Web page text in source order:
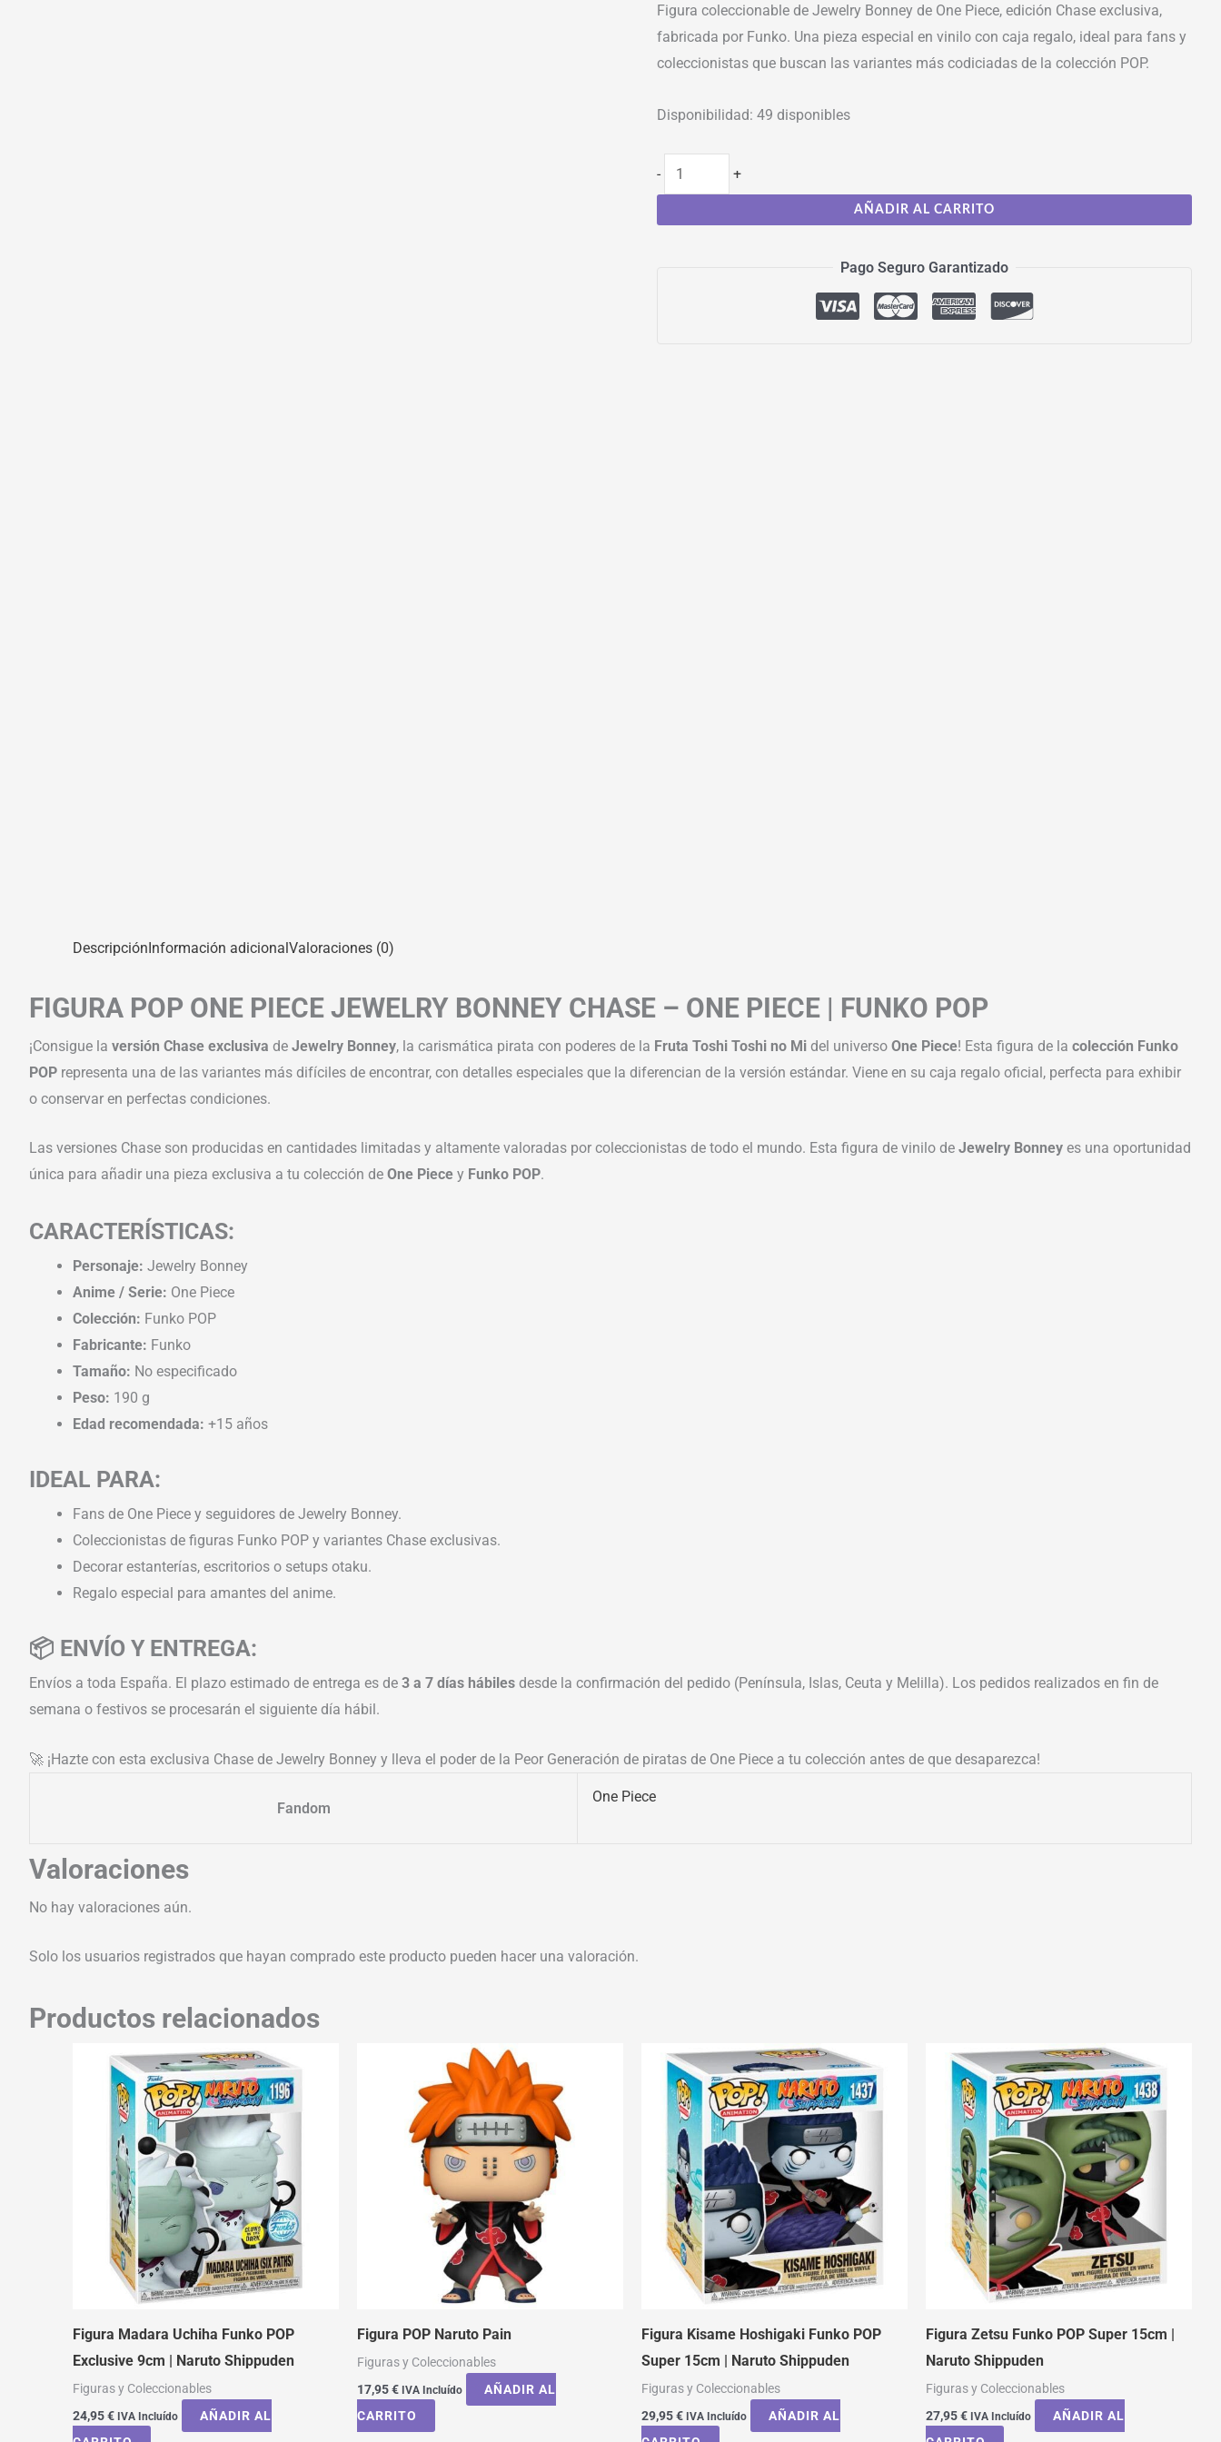
Figura coleccionable de Jewelry Bonney de One Piece, edición Chase exclusiva,
fabricada por Funko. Una pieza especial en vinilo con caja regalo, ideal para fans y
coleccionistas que buscan las variantes más codiciadas de la colección POP.
Disponibilidad: 49 disponibles
- +
AÑADIR AL CARRITO
Pago Seguro Garantizado
DescripciónInformación adicionalValoraciones (0)
FIGURA POP ONE PIECE JEWELRY BONNEY CHASE – ONE PIECE | FUNKO POP
¡Consigue la versión Chase exclusiva de Jewelry Bonney, la carismática pirata con poderes de la Fruta Toshi Toshi no Mi del universo One Piece! Esta figura de la colección Funko
POP representa una de las variantes más difíciles de encontrar, con detalles especiales que la diferencian de la versión estándar. Viene en su caja regalo oficial, perfecta para exhibir
o conservar en perfectas condiciones.
Las versiones Chase son producidas en cantidades limitadas y altamente valoradas por coleccionistas de todo el mundo. Esta figura de vinilo de Jewelry Bonney es una oportunidad
única para añadir una pieza exclusiva a tu colección de One Piece y Funko POP.
CARACTERÍSTICAS:
Personaje: Jewelry Bonney
Anime / Serie: One Piece
Colección: Funko POP
Fabricante: Funko
Tamaño: No especificado
Peso: 190 g
Edad recomendada: +15 años
IDEAL PARA:
Fans de One Piece y seguidores de Jewelry Bonney.
Coleccionistas de figuras Funko POP y variantes Chase exclusivas.
Decorar estanterías, escritorios o setups otaku.
Regalo especial para amantes del anime.
📦 ENVÍO Y ENTREGA:
Envíos a toda España. El plazo estimado de entrega es de 3 a 7 días hábiles desde la confirmación del pedido (Península, Islas, Ceuta y Melilla). Los pedidos realizados en fin de
semana o festivos se procesarán el siguiente día hábil.
🚀 ¡Hazte con esta exclusiva Chase de Jewelry Bonney y lleva el poder de la Peor Generación de piratas de One Piece a tu colección antes de que desaparezca!
Fandom
One Piece
Valoraciones
No hay valoraciones aún.
Solo los usuarios registrados que hayan comprado este producto pueden hacer una valoración.
Productos relacionados
Figura Madara Uchiha Funko POP
Exclusive 9cm | Naruto Shippuden
Figuras y Coleccionables
24,95€ IVA Incluído
AÑADIR AL
Figura POP Naruto Pain
Figuras y Coleccionables
17,95€ IVA Incluído
AÑADIR AL
CARRITO
Figura Kisame Hoshigaki Funko POP
Super 15cm | Naruto Shippuden
Figuras y Coleccionables
29,95€ IVA Incluído
AÑADIR AL
Figura Zetsu Funko POP Super 15cm |
Naruto Shippuden
Figuras y Coleccionables
27,95€ IVA Incluído
AÑADIR AL